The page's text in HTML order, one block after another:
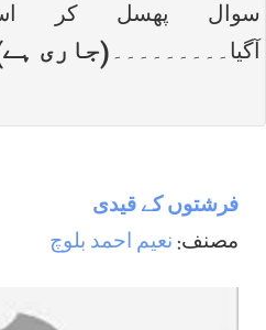
سوال پھسل کر
آگیا۔۔۔۔۔۔۔۔۔(جاری
فرشتوں کے قیدی
مصنف: نعیم احمد بلوچ